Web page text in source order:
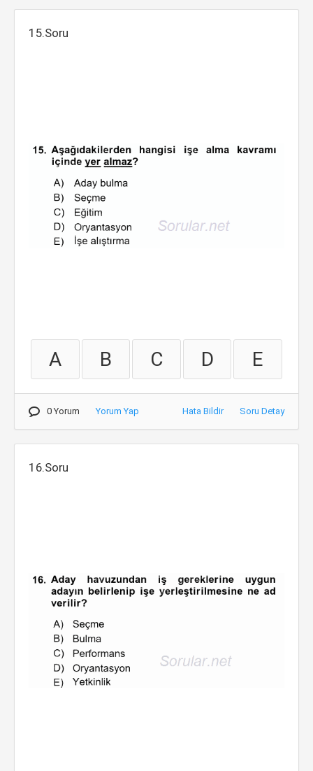
15.Soru
A B C D E
0 Yorum Yorum Yap Hata Bildir Soru Detay
16.Soru